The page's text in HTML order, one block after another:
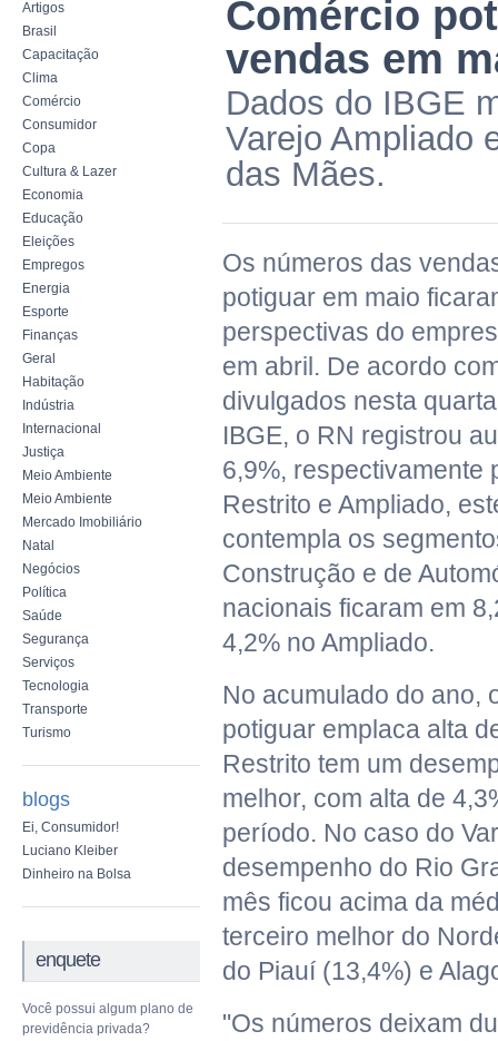
Artigos
Brasil
Capacitação
Clima
Comércio
Consumidor
Copa
Cultura & Lazer
Economia
Educação
Eleições
Empregos
Energia
Esporte
Finanças
Geral
Habitação
Indústria
Internacional
Justiça
Meio Ambiente
Meio Ambiente
Mercado Imobiliário
Natal
Negócios
Política
Saúde
Segurança
Serviços
Tecnologia
Transporte
Turismo
blogs
Ei, Consumidor!
Luciano Kleiber
Dinheiro na Bolsa
enquete
Você possui algum plano de
previdência privada?
Comércio
vendas em
Dados do IBGE
Varejo Ampliado
das Mães.
Os números das
potiguar em maio
perspectivas do
em abril. De acordo
divulgados nesta
IBGE, o RN registrou
6,9%, respectivamente
Restrito e Ampliado,
contempla os
Construção e de
nacionais ficaram em
4,2% no Ampliado.
No acumulado do ano,
potiguar emplaca alta
Restrito tem um
melhor, com alta de
período. No caso do
desempenho do Rio
mês ficou acima da
terceiro melhor do
do Piauí (13,4%) e
"Os números deixam